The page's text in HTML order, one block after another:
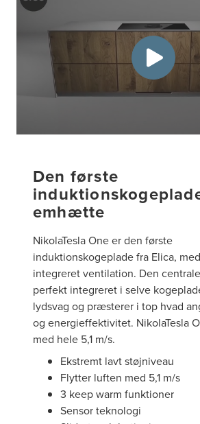
Den første
emhætte
NikolaTesla One er den første
induktionskogeplade fra Elica,
integreret ventilation. Den
perfekt integreret i selve
lydsvag og præsterer i top hvad
og energieffektivitet. NikolaTesla
med hele 5,1 m/s.
Ekstremt lavt støjniveau
Flytter luften med 5,1 m/s
3 keep warm funktioner
Sensor teknologi